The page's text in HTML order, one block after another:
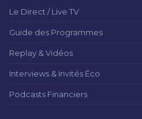
Le Direct / Live TV
Guide des Programmes
Replay & Vidéos
Interviews & Invités Éco
Podcasts Financiers